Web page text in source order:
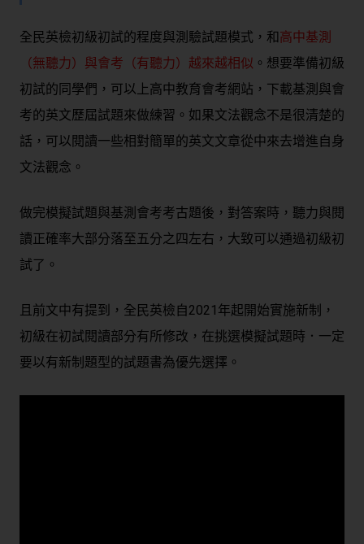
全民英檢初級初試的程度與測驗試題模式，和 高中基測
（無聽力）與會考（有聽力）越來越相似 。想要準備初級
初試的同學們，可以上高中教育會考網站，下載基測與會
考的英文歷屆試題來做練習。如果文法觀念不是很清楚的
話，可以閱讀一些相對簡單的英文文章從中來去增進自身
文法觀念。
做完模擬試題與基測會考考古題後，對答案時，聽力與閱
讀正確率大部分落至五分之四左右，大致可以通過初級初
試了。
且前文中有提到，全民英檢自2021年起開始實施新制，
初級在初試閱讀部分有所修改，在挑選模擬試題時．一定
要以有新制題型的試題書為優先選擇。